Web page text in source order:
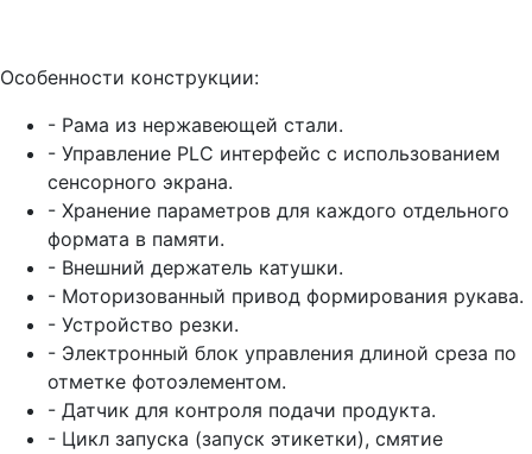
Особенности конструкции:
- Рама из нержавеющей стали.
- Управление PLC интерфейс с использованием
сенсорного экрана.
- Хранение параметров для каждого отдельного
формата в памяти.
- Внешний держатель катушки.
- Моторизованный привод формирования рукава.
- Устройство резки.
- Электронный блок управления длиной среза по
отметке фотоэлементом.
- Датчик для контроля подачи продукта.
- Цикл запуска (запуск этикетки), смятие